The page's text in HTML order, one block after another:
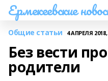
Ермекеевские
Общие статьи 4 АПРЕЛЯ 2018,
Без вести
родители